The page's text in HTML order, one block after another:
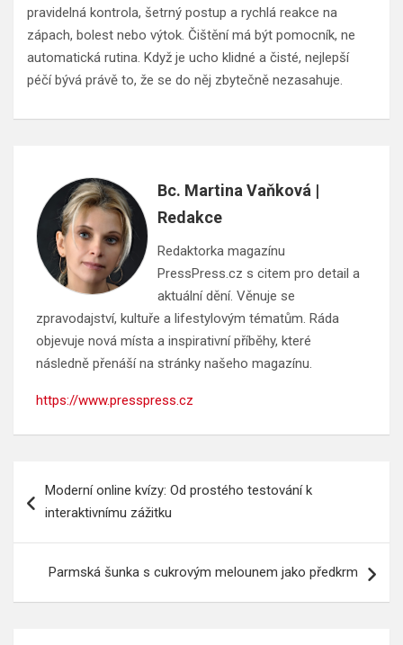
pravidelná kontrola, šetrný postup a rychlá reakce na
zápach, bolest nebo výtok. Čištění má být pomocník, ne
automatická rutina. Když je ucho klidné a čisté, nejlepší
péčí bývá právě to, že se do něj zbytečně nezasahuje.
Bc. Martina Vaňková |
Redakce
Redaktorka magazínu
PressPress.cz s citem pro detail a
aktuální dění. Věnuje se
zpravodajství, kultuře a lifestylovým tématům. Ráda
objevuje nová místa a inspirativní příběhy, které
následně přenáší na stránky našeho magazínu.
https://www.presspress.cz
proModerní online kvízy: Od prostého testování k
interaktivnímu zážitku
Parmská šunka s cukrovým melounem jako předkrm